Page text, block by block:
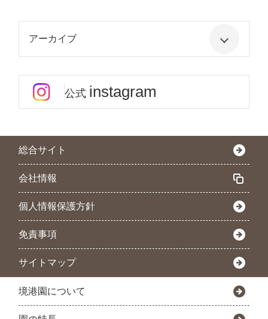
アーカイブ
公式 instagram
総合サイト
会社情報
個人情報保護方針
免責事項
サイトマップ
境港園について